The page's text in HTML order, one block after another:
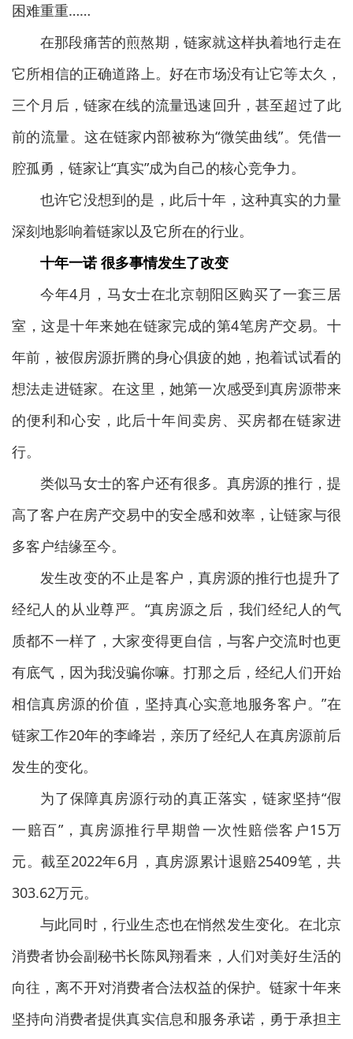
困难重重……
在那段痛苦的煎熬期，链家就这样执着地行走在
它所相信的正确道路上。好在市场没有让它等太久，
三个月后，链家在线的流量迅速回升，甚至超过了此
前的流量。这在链家内部被称为“微笑曲线”。凭借一
腔孤勇，链家让“真实”成为自己的核心竞争力。
也许它没想到的是，此后十年，这种真实的力量
深刻地影响着链家以及它所在的行业。
十年一诺 很多事情发生了改变
今年4月，马女士在北京朝阳区购买了一套三居
室，这是十年来她在链家完成的第4笔房产交易。十
年前，被假房源折腾的身心俱疲的她，抱着试试看的
想法走进链家。在这里，她第一次感受到真房源带来
的便利和心安，此后十年间卖房、买房都在链家进
行。
类似马女士的客户还有很多。真房源的推行，提
高了客户在房产交易中的安全感和效率，让链家与很
多客户结缘至今。
发生改变的不止是客户，真房源的推行也提升了
经纪人的从业尊严。“真房源之后，我们经纪人的气
质都不一样了，大家变得更自信，与客户交流时也更
有底气，因为我没骗你嘛。打那之后，经纪人们开始
相信真房源的价值，坚持真心实意地服务客户。”在
链家工作20年的李峰岩，亲历了经纪人在真房源前后
发生的变化。
为了保障真房源行动的真正落实，链家坚持“假
一赔百”，真房源推行早期曾一次性赔偿客户15万
元。截至2022年6月，真房源累计退赔25409笔，共
303.62万元。
与此同时，行业生态也在悄然发生变化。在北京
消费者协会副秘书长陈凤翔看来，人们对美好生活的
向往，离不开对消费者合法权益的保护。链家十年来
坚持向消费者提供真实信息和服务承诺，勇于承担主